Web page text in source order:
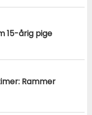
15-årig pige
Rammer